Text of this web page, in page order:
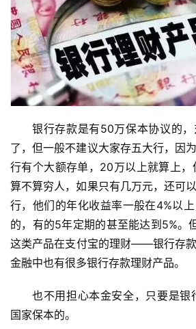
银行存款是有50万保本协议的
了，但一般不建议大家存五大行，因
行有个大额存单，20万以上就算上
算不算穷人，如果只有几万元，还可
行，他们的年化收益率一般在4%以
的，有的5年定期的甚至能达到5%。
这类产品在支付宝的理财——银行存
金融中也有很多银行存款理财产品。
也不用担心本金安全，只要是
国家保本的。